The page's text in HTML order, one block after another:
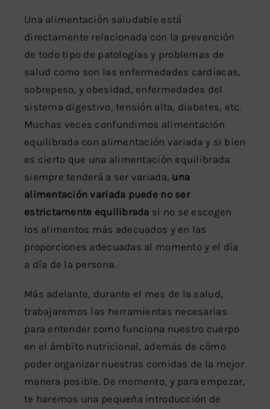
Una alimentación saludable está
directamente relacionada con la prevención
de todo tipo de patologías y problemas de
salud como son las enfermedades cardíacas,
sobrepeso, y obesidad, enfermedades del
sistema digestivo, tensión alta, diabetes, etc.
Muchas veces confundimos alimentación
equilibrada con alimentación variada y si bien
es cierto que una alimentación equilibrada
siempre tenderá a ser variada, una
alimentación variada puede no ser
estrictamente equilibrada si no se escogen
los alimentos más adecuados y en las
proporciones adecuadas al momento y el día
a día de la persona.
Más adelante, durante el mes de la salud,
trabajaremos las herramientas necesarias
para entender como funciona nuestro cuerpo
en el ámbito nutricional, además de cómo
poder organizar nuestras comidas de la mejor
manera posible. De momento, y para empezar,
te haremos una pequeña introducción de